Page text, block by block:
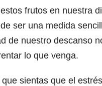
frutos en nuestra
ser una medida
de nuestro descanso
lo que venga.
sientas que el